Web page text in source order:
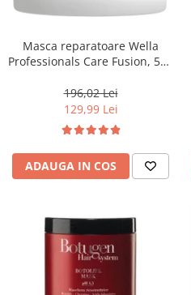
Masca reparatoare Wella
Professionals Care Fusion, 500
196,02 Lei
129,99 Lei
ADAUGA IN COS